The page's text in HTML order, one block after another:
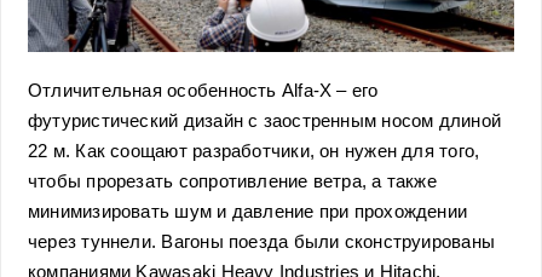
Отличительная особенность Alfa-X – его
футуристический дизайн с заостренным носом длиной
22 м. Как соощают разработчики, он нужен для того,
чтобы прорезать сопротивление ветра, а также
минимизировать шум и давление при прохождении
через туннели. Вагоны поезда были сконструированы
компаниями Kawasaki Heavy Industries и Hitachi.